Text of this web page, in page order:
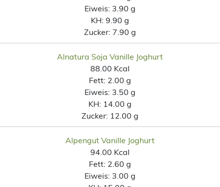
Eiweis: 3.90 g
KH: 9.90 g
Zucker: 7.90 g
Alnatura Soja Vanille Joghurt
88.00 Kcal
Fett: 2.00 g
Eiweis: 3.50 g
KH: 14.00 g
Zucker: 12.00 g
Alpengut Vanille Joghurt
94.00 Kcal
Fett: 2.60 g
Eiweis: 3.00 g